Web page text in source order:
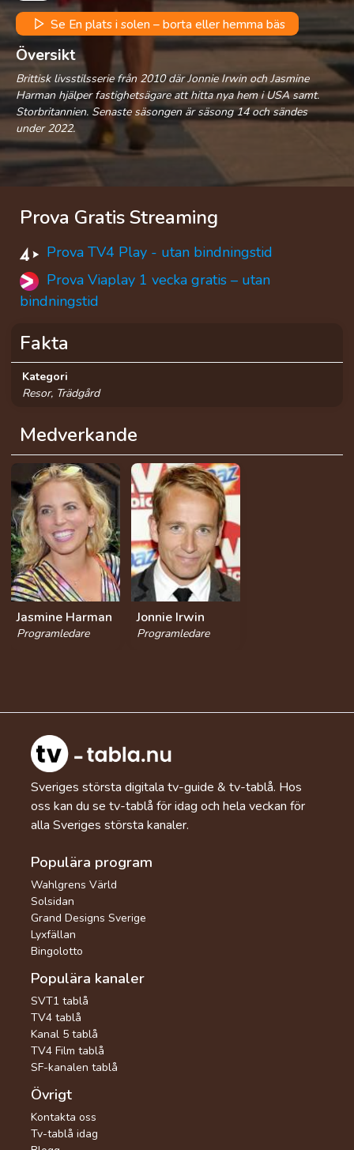
Se En plats i solen – borta eller hemma bäs
Översikt
Brittisk livsstilsserie från 2010 där Jonnie Irwin och Jasmine
Harman hjälper fastighetsägare att hitta nya hem i USA samt.
Storbritannien. Senaste säsongen är säsong 14 och sändes
under 2022.
Prova Gratis Streaming
Prova TV4 Play - utan bindningstid
Prova Viaplay 1 vecka gratis – utan
bindningstid
Medverkande
Jasmine Harman
Programledare
Jonnie Irwin
Programledare
Fakta
Kategori
Resor, Trädgård
Sveriges största digitala tv-guide & tv-tablå. Hos
oss kan du se tv-tablå för idag och hela veckan för
alla Sveriges största kanaler.
Populära program
Wahlgrens Värld
Solsidan
Grand Designs Sverige
Lyxfällan
Bingolotto
Populära kanaler
SVT1 tablå
TV4 tablå
Kanal 5 tablå
TV4 Film tablå
SF-kanalen tablå
Övrigt
Kontakta oss
Tv-tablå idag